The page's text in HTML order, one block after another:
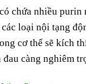
chứa nhiều purin
loại nội tạng
cơ thể sẽ kích
càng nghiêm